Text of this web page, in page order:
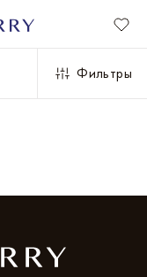
Фильтры